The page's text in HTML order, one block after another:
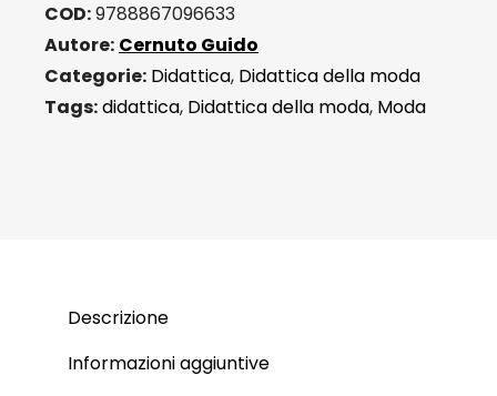
COD:9788867096633
Autore: Cernuto Guido
Categorie: Didattica, Didattica della moda
Tags:didattica, Didattica della moda, Moda
Descrizione
Informazioni aggiuntive